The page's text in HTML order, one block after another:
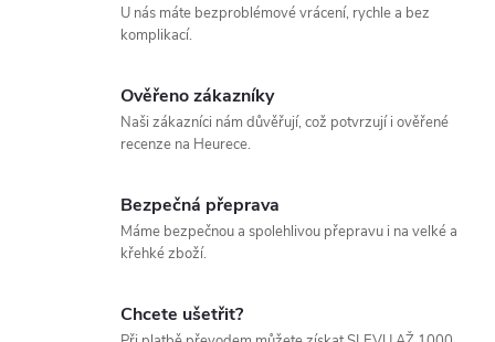
U nás máte bezproblémové vrácení, rychle a bez
komplikací.
Ověřeno zákazníky
Naši zákazníci nám důvěřují, což potvrzují i ověřené
recenze na Heurece.
Bezpečná přeprava
Máme bezpečnou a spolehlivou přepravu i na velké a
křehké zboží.
Chcete ušetřit?